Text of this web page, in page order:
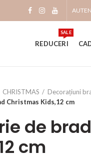
REDUCERI
SALE
CHRISTMAS
Decorațiuni
Christmas Kids,12 cm
de
cm